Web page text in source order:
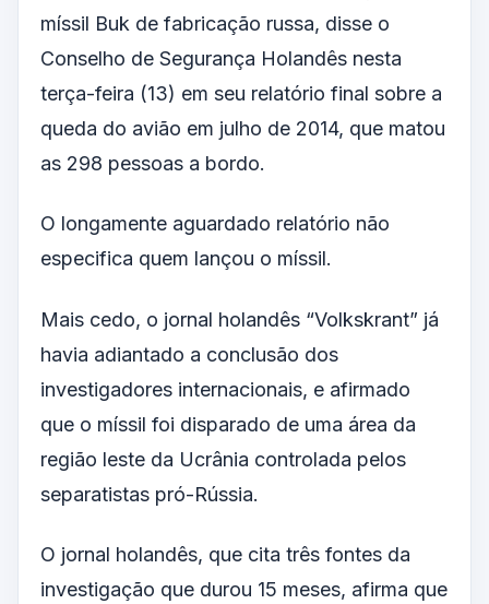
míssil Buk de fabricação russa, disse o
Conselho de Segurança Holandês nesta
terça-feira (13) em seu relatório final sobre a
queda do avião em julho de 2014, que matou
as 298 pessoas a bordo.
O longamente aguardado relatório não
especifica quem lançou o míssil.
Mais cedo, o jornal holandês “Volkskrant” já
havia adiantado a conclusão dos
investigadores internacionais, e afirmado
que o míssil foi disparado de uma área da
região leste da Ucrânia controlada pelos
separatistas pró-Rússia.
O jornal holandês, que cita três fontes da
investigação que durou 15 meses, afirma que